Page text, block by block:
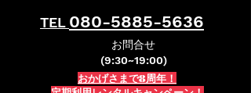
TEL 080-5885-5636
お問合せ
(9:30~19:00)
おかげさまで8周年！